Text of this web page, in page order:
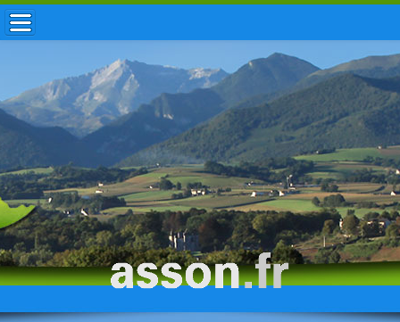
ACCUEIL / INFOS
MUNICIPALITÉ
VIE LOCALE
ENFANCE
TOURISME
HISTOIRE